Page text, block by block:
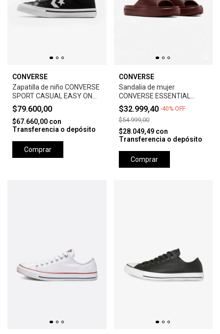
CONVERSE
Zapatilla de niño CONVERSE
SPORT CASUAL EASY ON
OX - BLACK/WHITE/BLACK
$79.600,00
$67.660,00 con
Transferencia o depósito
Comprar
CONVERSE
Sandalia de mujer
CONVERSE ESSENTIAL
SLIDE SLIP ROTTIN
APPLE/ROTTIN APPLE
$32.999,40 -40% OFF
$54.999,00
$28.049,49 con
Transferencia o depósito
Comprar